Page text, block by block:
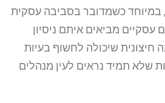
כשמדובר בסביבה עסקית
עסקיים מביאים איתם ניסיון
חיצונית שיכולה לחשוף בעיות
שלא תמיד נראים לעין מנהלים